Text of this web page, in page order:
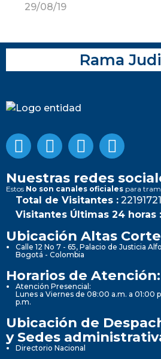
29/08/19
Rama
Nuestras redes
Estos No son canales oficiales para
Total de Visitantes : 22191721
Visitantes Últimas 24 horas :
Ubicación Altas
Calle 12 No 7 - 65, Palacio de Justicia
Bogotá - Colombia
Horarios de Atención:
Atención Presencial:
Lunes a Viernes de 08:00 a.m. a 01:00
p.m.
Ubicación de
y Sedes
Directorio Nacional